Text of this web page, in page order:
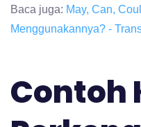
Baca juga: May, Can,
Menggunakannya? -
Contoh